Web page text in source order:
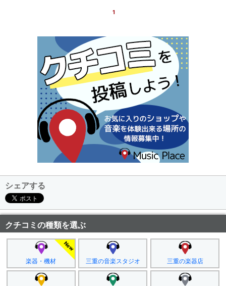
1
シェアする
クチコミの種類を選ぶ
楽器・機材 三重の音楽スタジオ 三重の楽器店